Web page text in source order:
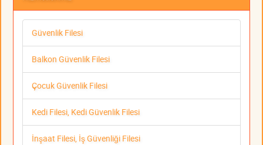
Güvenlik Filesi
Balkon Güvenlik Filesi
Çocuk Güvenlik Filesi
Kedi Filesi, Kedi Güvenlik Filesi
İnşaat Filesi, İş Güvenliği Filesi